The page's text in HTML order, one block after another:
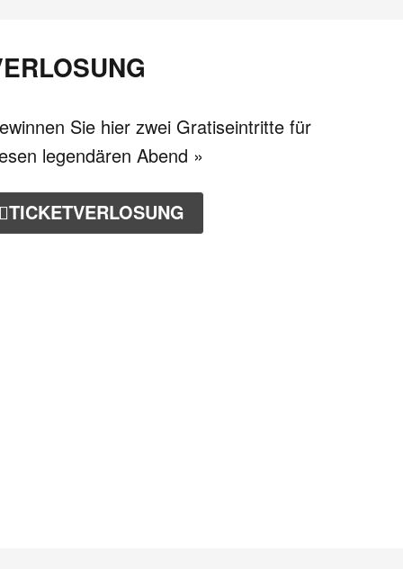
Sie hier zwei Gratiseintritte für
legendären Abend »
TICKETVERLOSUNG